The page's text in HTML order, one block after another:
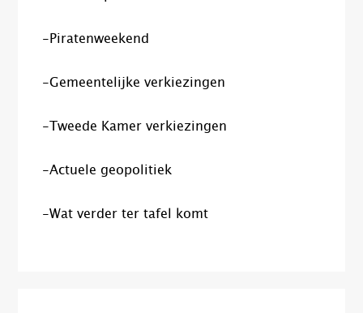
-Piratenweekend
-Gemeentelijke verkiezingen
-Tweede Kamer verkiezingen
-Actuele geopolitiek
-Wat verder ter tafel komt